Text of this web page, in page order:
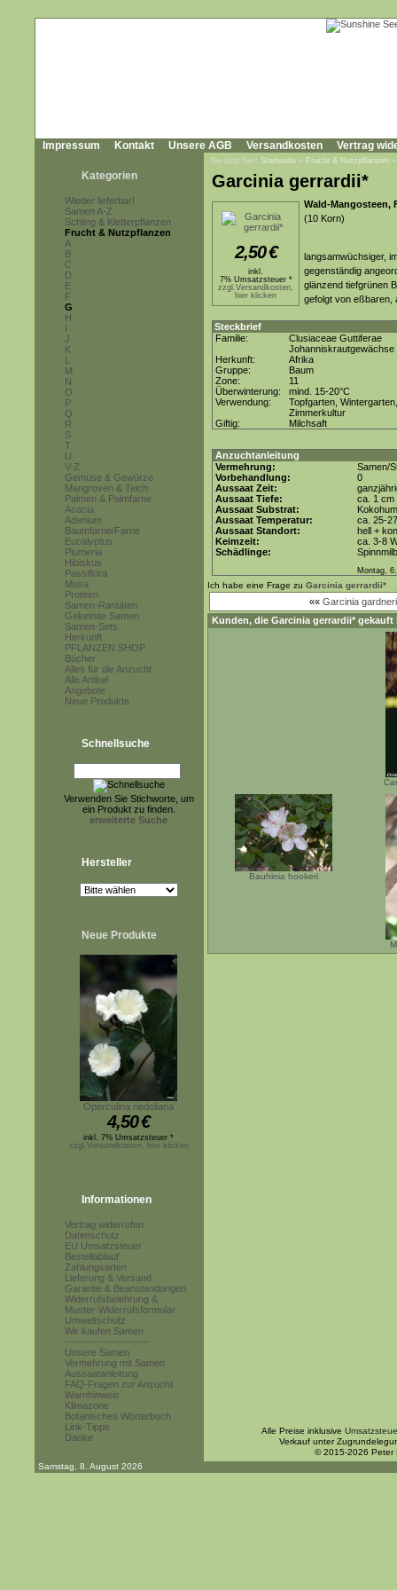
Impressum Kontakt Unsere AGB Versandkosten Vertrag
Kategorien
Wieder lieferbar!
Samen A-Z
Schling & Kletterpflanzen
Frucht & Nutzpflanzen
A
B
C
D
E
F
G
H
I
J
K
L
M
N
O
P
Q
R
S
T
U
V-Z
Gemüse & Gewürze
Mangroven & Teich
Palmen & Palmfarne
Acacia
Adenium
Baumfarne/Farne
Eucalyptus
Plumeria
Hibiskus
Passiflora
Musa
Proteen
Samen-Raritäten
Gekeimte Samen
Samen-Sets
Herkunft
PFLANZEN SHOP
Bücher
Alles für die Anzucht
Alle Artikel
Angebote
Neue Produkte
Schnellsuche
Verwenden Sie Stichworte, um
ein Produkt zu finden.
erweiterte Suche
Hersteller
Neue Produkte
Operculina riedeliana
4,50€
inkl. 7% Umsatzsteuer *
zzgl.Versandkosten, hier klicken
Informationen
Vertrag widerrufen
Datenschutz
EU Umsatzsteuer
Bestellablauf
Zahlungsarten
Lieferung & Versand
Garantie & Beanstandungen
Widerrufsbelehrung &
Muster-Widerrufsformular
Umweltschutz
Wir kaufen Samen
------------------------
Unsere Samen
Vermehrung mit Samen
Aussaatanleitung
FAQ-Fragen zur Anzucht
Warnhinweis
Klimazone
Botanisches Wörterbuch
Link-Tipps
Danke
Sie sind hier: Startseite » Frucht & Nutzpflanzen
Garcinia gerrardii*
2,50€
inkl.
7% Umsatzsteuer *
zzgl.Versandkosten,
hier klicken
Wald-Mangosteen,
(10 Korn)
langsamwüchsiger,
gegenständig
glänzend tiefgrünen
gefolgt von eßbaren,
Steckbrief
Familie:
Clusiaceae Guttiferae
Johanniskrautgewächse
Herkunft:
Afrika
Gruppe:
Baum
Zone:
11
Überwinterung:
mind. 15-20°C
Verwendung:
Topfgarten, Wintergarten,
Zimmerkultur
Giftig:
Milchsaft
Anzuchtanleitung
Vermehrung:
Samen/
Vorbehandlung:
0
Aussaat Zeit:
Aussaat Tiefe:
ca. 1 cm
Aussaat Substrat:
Aussaat Temperatur:
ca. 25-
Aussaat Standort:
hell +
Keimzeit:
ca. 3-8
Schädlinge:
Montag,
Ich habe eine Frage zu Garcinia gerrardii*
«« Garcinia
Kunden, die Garcinia gerrardii* gekauft
Bauhinia hookeri
Alle Preise inklusive
Verkauf unter
© 2015-2026 Peter
Samstag, 8. August 2026